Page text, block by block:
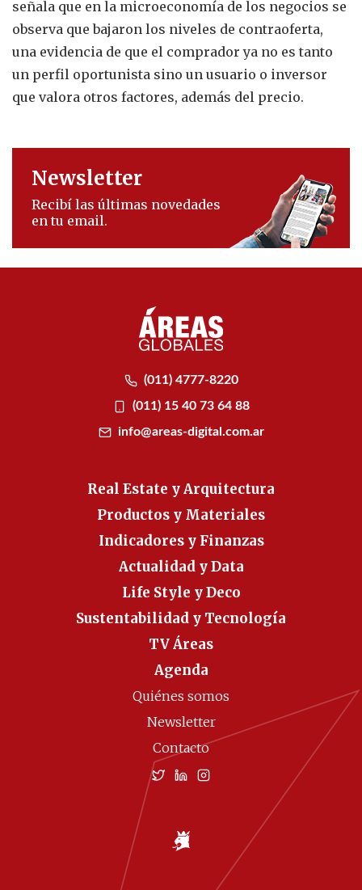
señala que en la microeconomía de los negocios se
observa que bajaron los niveles de contraoferta,
una evidencia de que el comprador ya no es tanto
un perfil oportunista sino un usuario o inversor
que valora otros factores, además del precio.
Newsletter
Recibí las últimas novedades
en tu email.
(011) 4777-8220
(011) 15 40 73 64 88
info@areas-digital.com.ar
Real Estate y Arquitectura
Productos y Materiales
Indicadores y Finanzas
Actualidad y Data
Life Style y Deco
Sustentabilidad y Tecnología
TV Áreas
Agenda
Quiénes somos
Newsletter
Contacto